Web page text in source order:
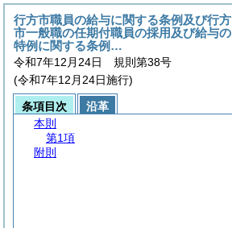
行方市職員の給与に関する条例及び行方
市一般職の任期付職員の採用及び給与の
特例に関する条例…
令和7年12月24日 規則第38号
(令和7年12月24日施行)
条項目次
沿革
本則
第1項
附則